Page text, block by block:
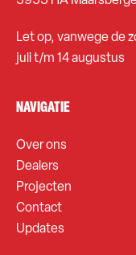
Let op, vanwege de
juli t/m 14 augustus
NAVIGATIE
Over ons
Dealers
Projecten
Contact
Updates